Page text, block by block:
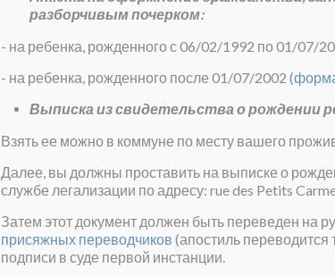
разборчивым почерком:
- на ребенка, рожденного с 06/02/1992 по 01/07/
- на ребенка, рожденного после 01/07/2002 (
Выписка из свидетельства о рождении
Взять ее можно в коммуне по месту вашего
Далее, вы должны проставить на выписке о
службе легализации по адресу: rue des Petits
Затем этот документ должен быть переведен на
присяжных переводчиков (апостиль переводится
подписи в суде первой инстанции.